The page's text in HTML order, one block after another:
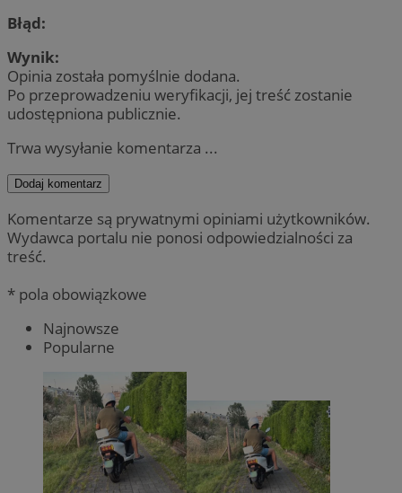
Błąd:
Wynik:
Opinia została pomyślnie dodana.
Po przeprowadzeniu weryfikacji, jej treść zostanie
udostępniona publicznie.
Trwa wysyłanie komentarza ...
Dodaj komentarz
Komentarze są prywatnymi opiniami użytkowników.
Wydawca portalu nie ponosi odpowiedzialności za
treść.
* pola obowiązkowe
Najnowsze
Popularne